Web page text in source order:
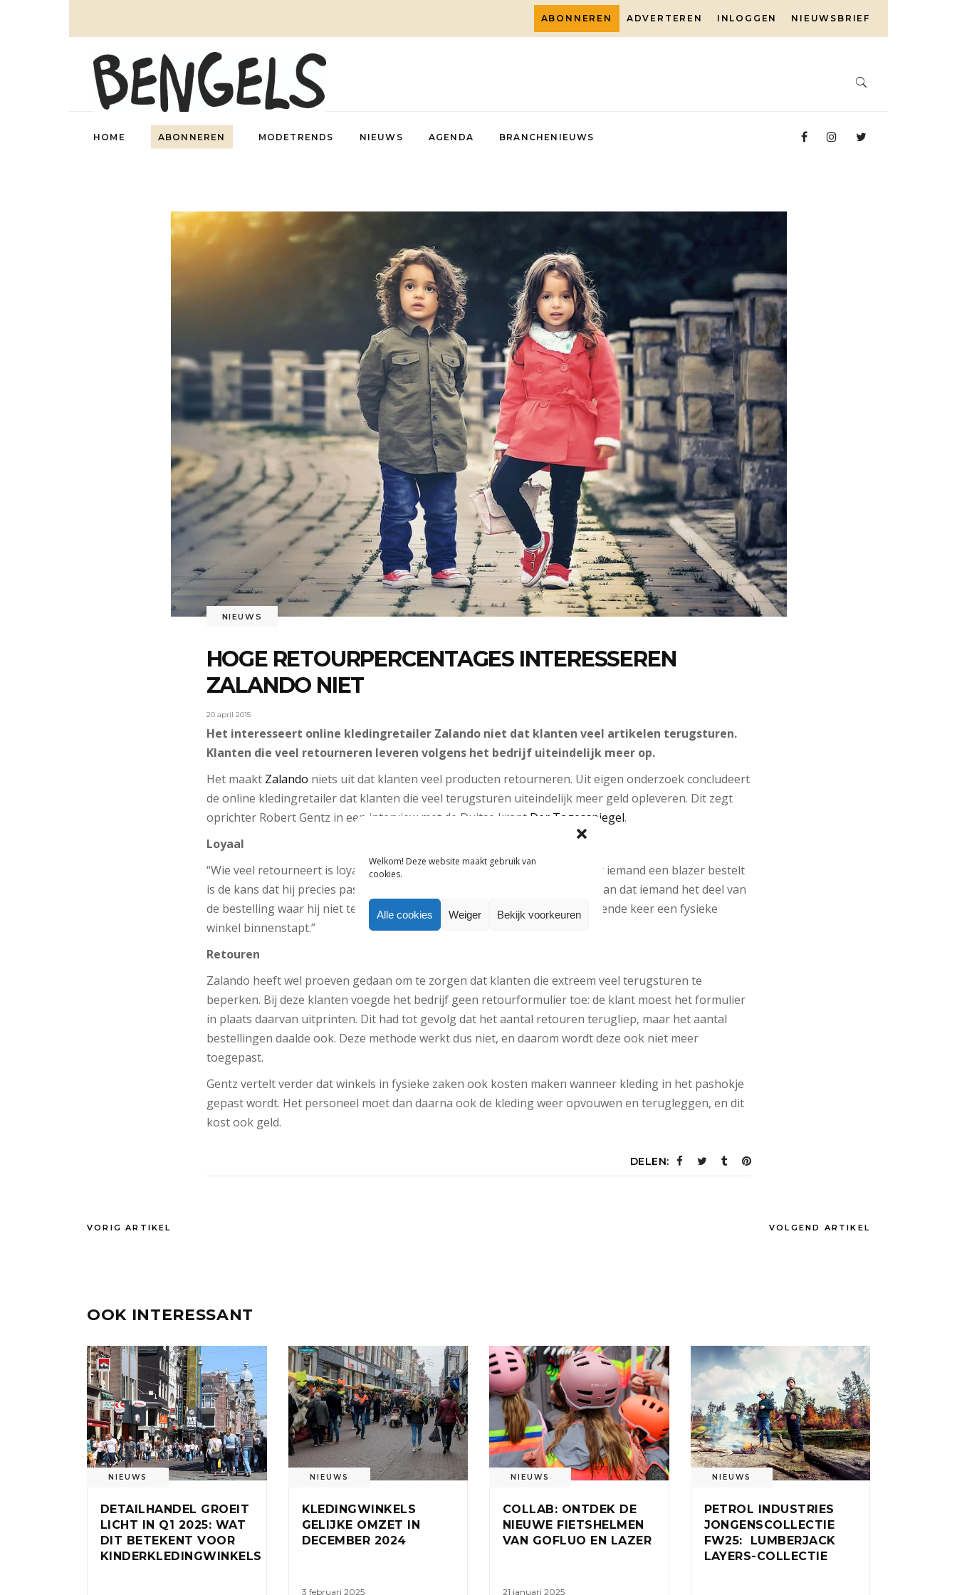
Welkom! Deze website maakt gebruik van
cookies.
Alle cookies Weiger Bekijk voorkeuren
ABONNEREN ADVERTEREN INLOGGEN NIEUWSBRIEF
HOME ABONNEREN MODETRENDS NIEUWS AGENDA BRANCHENIEUWS
NIEUWS
HOGE RETOURPERCENTAGES INTERESSEREN
ZALANDO NIET
20 april 2015
Het interesseert online kledingretailer Zalando niet dat klanten veel artikelen terugsturen.
Klanten die veel retourneren leveren volgens het bedrijf uiteindelijk meer op.
Het maakt Zalando niets uit dat klanten veel producten retourneren. Uit eigen onderzoek concludeert
de online kledingretailer dat klanten die veel terugsturen uiteindelijk meer geld opleveren. Dit zegt
oprichter Robert Gentz in een interview met de Duitse krant Der Tagesspiegel.
Loyaal
“Wie veel retourneert is loyaler en koopt opnieuw,” aldus Gentz. “Wanneer iemand een blazer bestelt
is de kans dat hij precies past vrij klein. Daarom geven wij er de voorkeur aan dat iemand het deel van
de bestelling waar hij niet tevreden over is terugstuurt, dan dat hij de volgende keer een fysieke
winkel binnenstapt.”
Retouren
Zalando heeft wel proeven gedaan om te zorgen dat klanten die extreem veel terugsturen te
beperken. Bij deze klanten voegde het bedrijf geen retourformulier toe: de klant moest het formulier
in plaats daarvan uitprinten. Dit had tot gevolg dat het aantal retouren terugliep, maar het aantal
bestellingen daalde ook. Deze methode werkt dus niet, en daarom wordt deze ook niet meer
toegepast.
Gentz vertelt verder dat winkels in fysieke zaken ook kosten maken wanneer kleding in het pashokje
gepast wordt. Het personeel moet dan daarna ook de kleding weer opvouwen en terugleggen, en dit
kost ook geld.
DELEN:
VORIG ARTIKEL VOLGEND ARTIKEL
OOK INTERESSANT
NIEUWS
DETAILHANDEL GROEIT
LICHT IN Q1 2025: WAT
DIT BETEKENT VOOR
KINDERKLEDINGWINKELS
NIEUWS
KLEDINGWINKELS
GELIJKE OMZET IN
DECEMBER 2024
3 februari 2025
NIEUWS
COLLAB: ONTDEK DE
NIEUWE FIETSHELMEN
VAN GOFLUO EN LAZER
21 januari 2025
NIEUWS
PETROL INDUSTRIES
JONGENSCOLLECTIE
FW25: LUMBERJACK
LAYERS-COLLECTIE